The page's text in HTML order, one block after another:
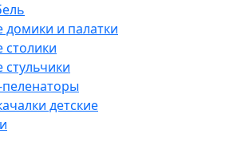
домики и палатки
столики
детские